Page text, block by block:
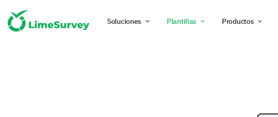
Soluciones Plantillas Productos